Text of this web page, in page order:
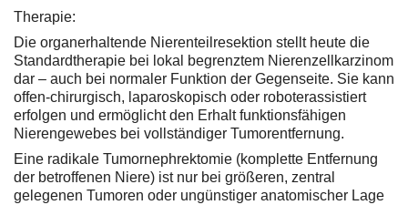
Therapie:
Die organerhaltende Nierenteilresektion stellt heute die
Standardtherapie bei lokal begrenztem Nierenzellkarzinom
dar – auch bei normaler Funktion der Gegenseite. Sie kann
offen-chirurgisch, laparoskopisch oder roboterassistiert
erfolgen und ermöglicht den Erhalt funktionsfähigen
Nierengewebes bei vollständiger Tumorentfernung.
Eine radikale Tumornephrektomie (komplette Entfernung
der betroffenen Niere) ist nur bei größeren, zentral
gelegenen Tumoren oder ungünstiger anatomischer Lage